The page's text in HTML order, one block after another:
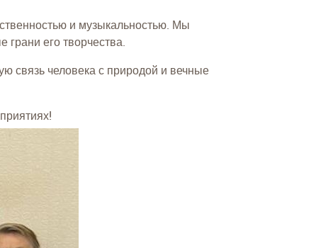
и музыкальностью. Мы
его творчества.
связь человека с природой и вечные